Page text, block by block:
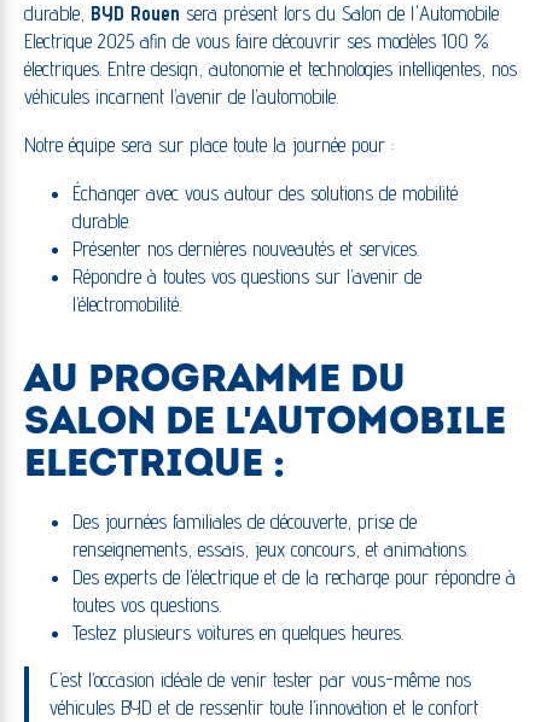
durable, BYD Rouen sera présent lors du Salon de l'Automobile
Electrique 2025 afin de vous faire découvrir ses modèles 100 %
électriques. Entre design, autonomie et technologies intelligentes, nos
véhicules incarnent l’avenir de l’automobile.
Notre équipe sera sur place toute la journée pour :
Échanger avec vous autour des solutions de mobilité
durable.
Présenter nos dernières nouveautés et services.
Répondre à toutes vos questions sur l’avenir de
l’électromobilité.
AU PROGRAMME DU
SALON DE L'AUTOMOBILE
ELECTRIQUE :
Des journées familiales de découverte, prise de
renseignements, essais, jeux concours, et animations.
Des experts de l’électrique et de la recharge pour répondre à
toutes vos questions.
Testez plusieurs voitures en quelques heures.
C’est l’occasion idéale de venir tester par vous-même nos
véhicules BYD et de ressentir toute l’innovation et le confort